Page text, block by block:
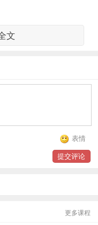
朝着对自己最乐观的
据的态度，当然其他
交所的角度看供应链
式，当前可借鉴20世
验，推动应收账款票
。
关注
文
表情
提交评论
更多课程